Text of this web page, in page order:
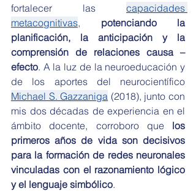
fortalecer las capacidades
metacognitivas, potenciando la
planificación, la anticipación y la
comprensión de relaciones causa –
efecto. A la luz de la neuroeducación y
Michael S. Gazzaniga (2018), junto con
mis dos décadas de experiencia en el
ámbito docente, corroboro que los
primeros años de vida son decisivos
para la formación de redes neuronales
vinculadas con el razonamiento lógico
y el lenguaje simbólico.